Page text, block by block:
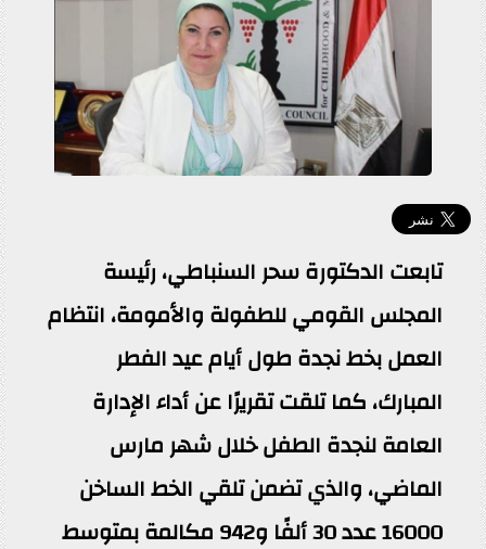
تابعت الدكتورة سحر السنباطي، رئيسة
المجلس القومي للطفولة والأمومة، انتظام
العمل بخط نجدة طول أيام عيد الفطر
المبارك، كما تلقت تقريرًا عن أداء الإدارة
العامة لنجدة الطفل خلال شهر مارس
الماضي، والذي تضمن تلقي الخط الساخن
16000 عدد 30 ألفًا و942 مكالمة بمتوسط